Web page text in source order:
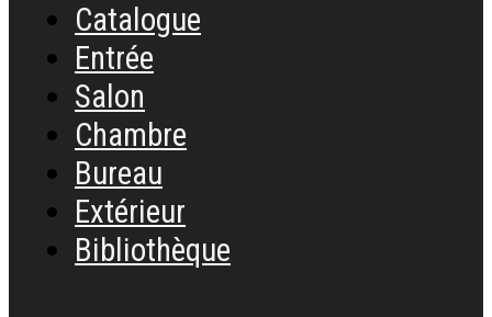
Catalogue
Entrée
Salon
Chambre
Bureau
Extérieur
Bibliothèque